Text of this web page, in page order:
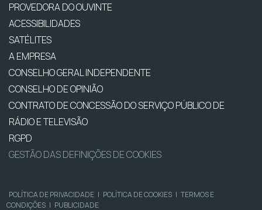
PROVEDORA DO OUVINTE
ACESSIBILIDADES
SATÉLITES
A EMPRESA
CONSELHO GERAL INDEPENDENTE
CONSELHO DE OPINIÃO
CONTRATO DE CONCESSÃO DO SERVIÇO PÚBLICO DE
RÁDIO E TELEVISÃO
RGPD
GESTÃO DAS DEFINIÇÕES DE COOKIES
POLÍTICA DE PRIVACIDADE | POLÍTICA DE COOKIES | TERMOS E
CONDIÇÕES | PUBLICIDADE